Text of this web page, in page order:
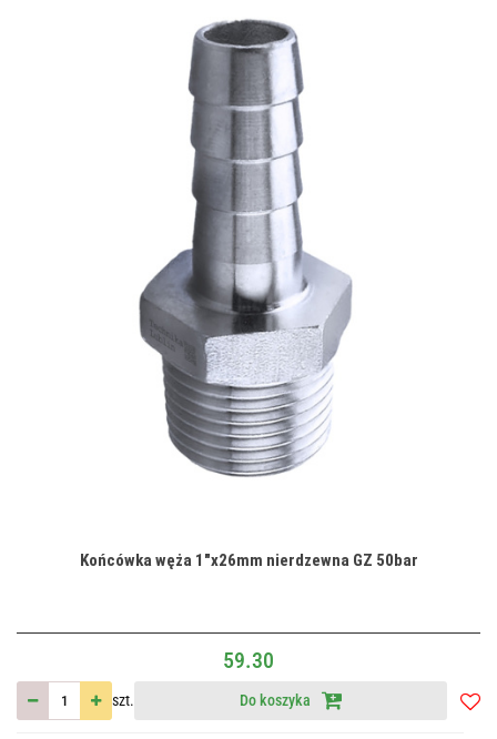
Końcówka węża 1"x26mm nierdzewna GZ 50bar
59.30
szt. Do koszyka